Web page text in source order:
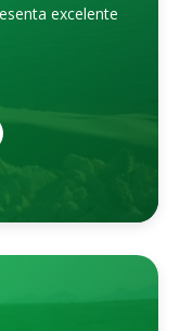
excelente